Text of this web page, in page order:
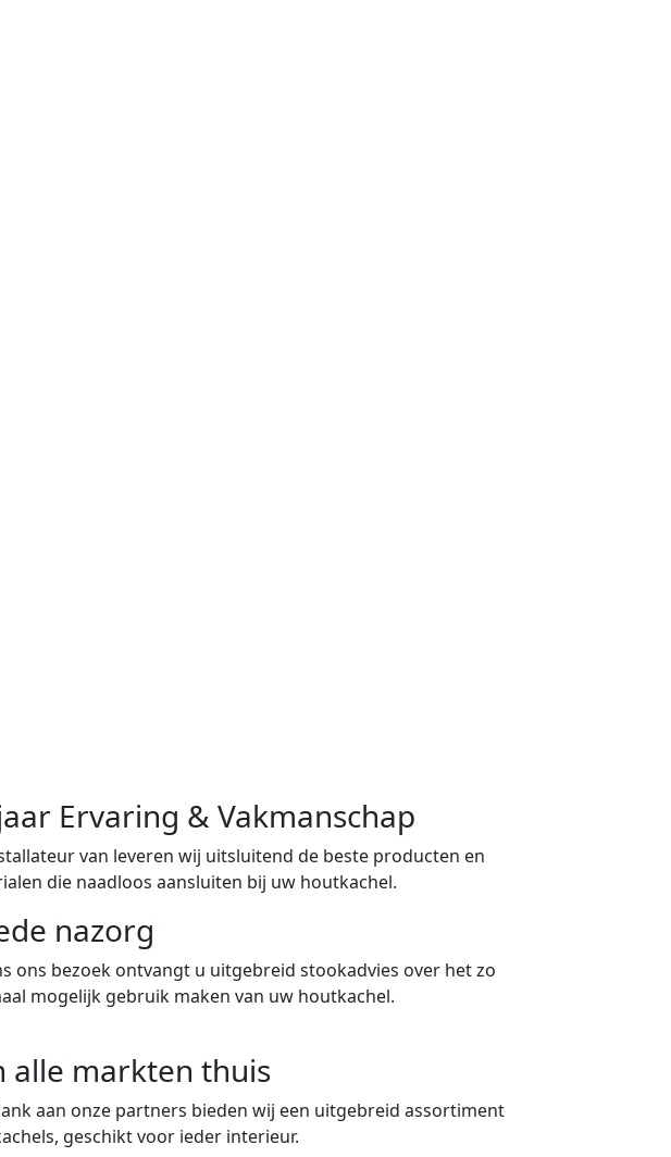
Ervaring & Vakmanschap
van leveren wij uitsluitend de beste producten en
die naadloos aansluiten bij uw houtkachel.
nazorg
ons bezoek ontvangt u uitgebreid stookadvies over het zo
mogelijk gebruik maken van uw houtkachel.
alle markten thuis
aan onze partners bieden wij een uitgebreid assortiment
geschikt voor ieder interieur.